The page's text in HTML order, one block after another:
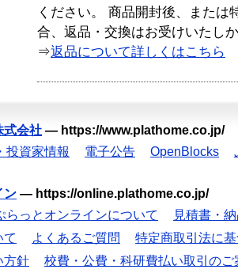
ください。 商品開封後、または
合、返品・交換はお受けいたし
⇒返品について詳しくはこちら
式会社 — https://www.plathome.co.jp/
投資家情報 電子公告 OpenBlocks
ン — https://online.plathome.co.jp/
らっとオンラインについて
見積書・
て
よくあるご質問
特定商取引法に
方針
校費・公費・科研費払い取引のご